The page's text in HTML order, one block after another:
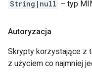
String|null – typ
Autoryzacja
Skrypty korzystające z
z użyciem co najmniej